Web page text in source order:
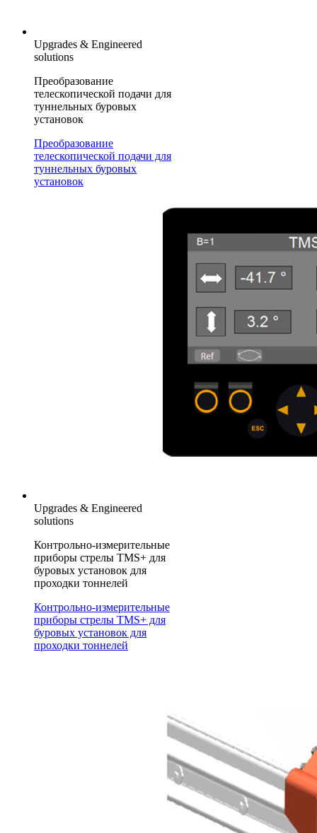
Upgrades & Engineered
solutions
Преобразование
телескопической подачи для
туннельных буровых
установок
Преобразование
телескопической подачи для
туннельных буровых
установок
Upgrades & Engineered
solutions
Контрольно-измерительные
приборы стрелы TMS+ для
буровых установок для
проходки тоннелей
Контрольно-измерительные
приборы стрелы TMS+ для
буровых установок для
проходки тоннелей